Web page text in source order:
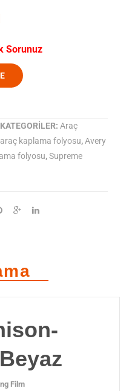
KATEGORILER: Araç
araç kaplama folyosu, Avery
folyosu,Supreme
Film